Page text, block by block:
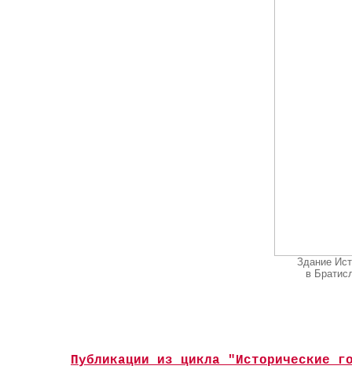
Здание
в
Публикации из цикла "Исторические